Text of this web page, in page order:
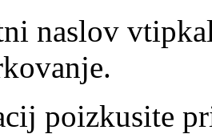
naslov
poizkusite